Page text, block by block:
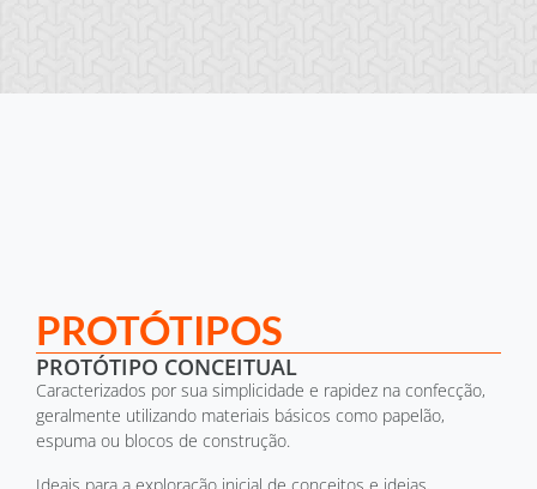
PROTÓTIPOS
PROTÓTIPO CONCEITUAL
Caracterizados por sua simplicidade e rapidez na confecção,
geralmente utilizando materiais básicos como papelão,
espuma ou blocos de construção.